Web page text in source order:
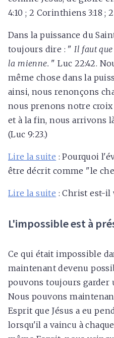
4:10 ; 2 Corinthiens 3:18 ;
Dans la puissance du
toujours dire : "Il faut
la mienne. " Luc 22:42.
même chose dans la
ainsi, nous renonçons
nous prenons notre croix
et à la fin, nous arrivons
(Luc 9:23.)
Lire la suite : Pourquoi
être décrit comme "le
Lire la suite : Christ est-il
L'impossible est à
Ce qui était impossible
maintenant devenu
pouvons toujours garder
Nous pouvons
Esprit que Jésus a eu
lorsqu'il a vaincu à